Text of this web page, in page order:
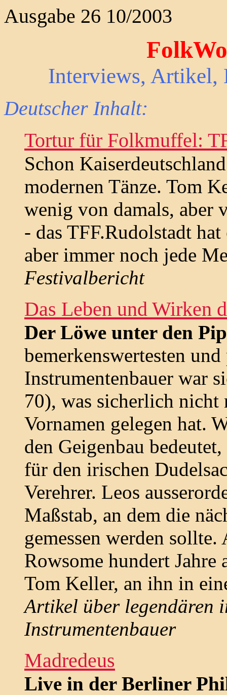
Ausgabe 26 10/2003
Interviews, Artikel,
Deutscher Inhalt:
Tortur für Folkmuffel:
Schon
modernen Tänze. Tom
wenig von damals, aber
- das TFF.Rudolstadt
aber immer noch jede
Festivalbericht
Das Leben und Wirken
Der Löwe unter den
bemerkenswertesten
Instrumentenbauer war
70), was sicherlich nicht
Vornamen gelegen hat.
den Geigenbau
für den irischen
Verehrer. Leos
Maßstab, an dem die
gemessen werden
Rowsome hundert
Tom Keller, an ihn in
Artikel über legendären
Instrumentenbauer
Madredeus
Live in der Berliner